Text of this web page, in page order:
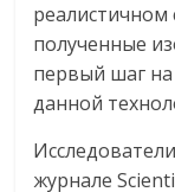
полученные
первый шаг
данной
журнале